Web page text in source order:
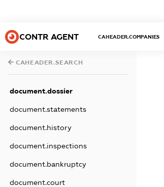
CONTR AGENT CAHEADER.COMPANIES
CAHEADER.SEARCH
document.dossier
document.statements
document.history
document.inspections
document.bankruptcy
document.court